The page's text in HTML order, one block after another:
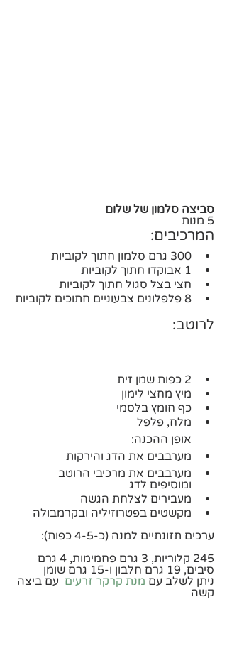
סביצה סלמון של שלום
5 מנות
המרכיבים:
300 גרם סלמון חתוך לקוביות
1 אבוקדו חתוך לקוביות
חצי בצל סגול חתוך לקוביות
8 פלפלונים צבעוניים חתוכים לקוביות
לרוטב:
2 כפות שמן זית
מיץ מחצי לימון
כף חומץ בלסמי
מלח, פלפל
אופן ההכנה:
מערבבים את הדג והירקות
מערבבים את מרכיבי הרוטב
ומוסיפים לדג
מעבירים לצלחת הגשה
מקשטים בפטרוזיליה ובקרמבולה
ערכים תזונתיים למנה (כ-4-5 כפות):
245 קלוריות, 3 גרם פחמימות, 4 גרם
סיבים, 19 גרם חלבון ו-15 גרם שומן
ניתן לשלב עם מנת קרקר זרעים
  עם ביצה
קשה